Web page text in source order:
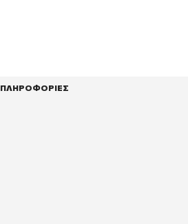
ΠΛΗΡΟΦΟΡΙΕΣ